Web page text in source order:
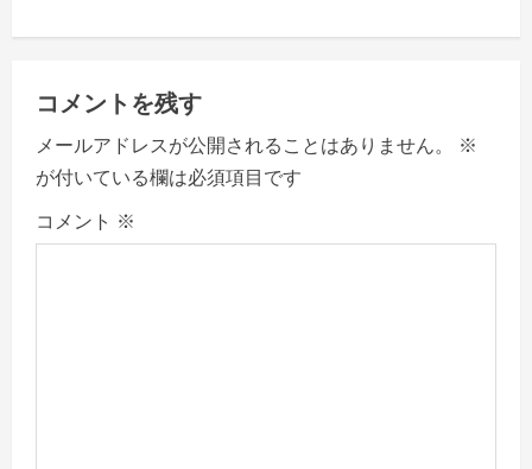
i
g
a
t
コメントを残す
メールアドレスが公開されることはありません。
※
が付いている欄は必須項目です
コメント ※